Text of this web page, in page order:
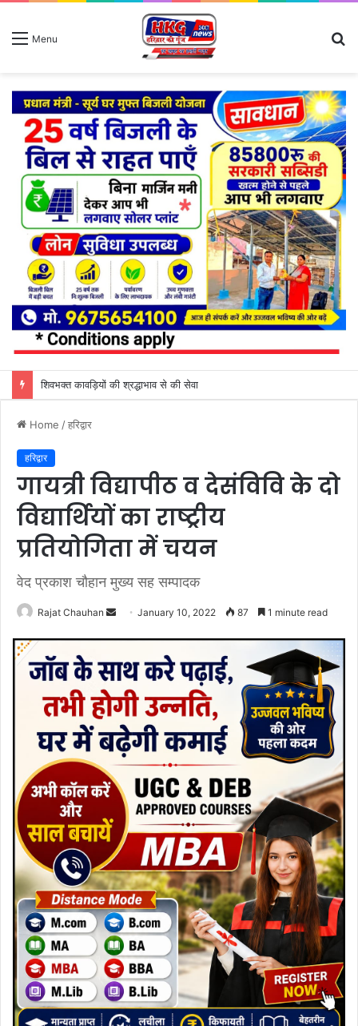
Menu
Home /हरिद्वार
हरिद्वार
गायत्री विद्यापीठ व देसंविवि के दो
विद्यार्थियों का राष्ट्रीय
प्रतियोगिता में चयन
वेद प्रकाश चौहान मुख्य सह सम्पादक
Rajat Chauhan
Send January 10, 2022 87 1 minute read